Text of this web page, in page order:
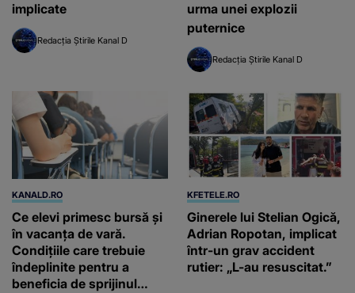
implicate
Redacția Știrile Kanal D
urma unei explozii
puternice
Redacția Știrile Kanal D
KANALD.RO
Ce elevi primesc bursă și
în vacanța de vară.
Condițiile care trebuie
îndeplinite pentru a
beneficia de sprijinul
KFETELE.RO
Ginerele lui Stelian Ogică,
Adrian Ropotan, implicat
într-un grav accident
rutier: „L-au resuscitat.”